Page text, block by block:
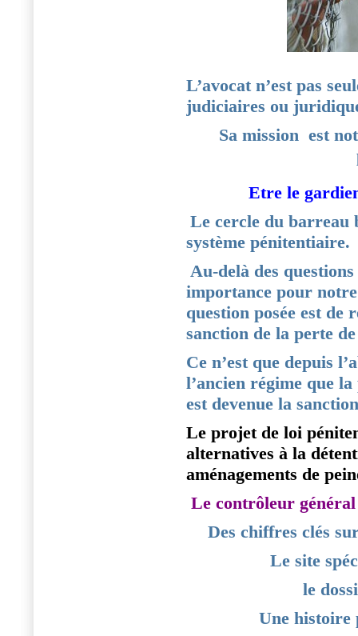
L’avocat n’est pas
judiciaires ou
Sa mission est
Etre le
Le cercle du barreau
système pénitentiaire.
Au-delà des
importance pour
question posée est de
sanction de la perte
Ce n’est que depuis
l’ancien régime que
est devenue la
Le projet de loi
alternatives à la
aménagements de
Le contrôleur
Des chiffres clés
Le site
le
Une histoire